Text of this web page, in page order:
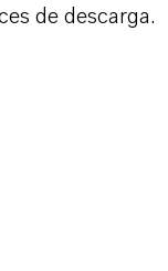
de descarga.